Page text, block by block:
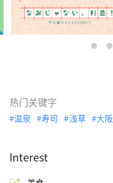
热门关键字
温泉 寿司 浅草 大阪
Interest